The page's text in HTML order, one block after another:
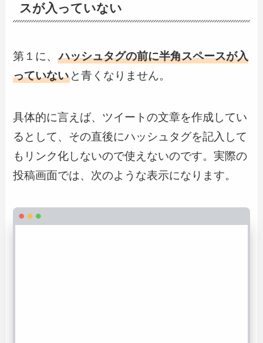
スが入っていない
第１に、ハッシュタグの前に半角スペースが入
っていない と青くなりません。
具体的に言えば、ツイートの文章を作成してい
るとして、その直後にハッシュタグを記入して
もリンク化しないので使えないのです。実際の
投稿画面では、次のような表示になります。